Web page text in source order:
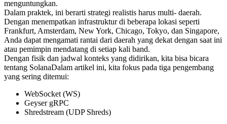
menguntungkan.
Dalam praktek, ini berarti strategi realistis harus multi- daerah.
Dengan menempatkan infrastruktur di beberapa lokasi seperti
Frankfurt, Amsterdam, New York, Chicago, Tokyo, dan Singapore,
Anda dapat mengamati rantai dari daerah yang dekat dengan saat ini
atau pemimpin mendatang di setiap kali band.
Dengan fisik dan jadwal konteks yang didirikan, kita bisa bicara
tentang SolanaDalam artikel ini, kita fokus pada tiga pengembang
yang sering ditemui:
WebSocket (WS)
Geyser gRPC
Shredstream (UDP Shreds)